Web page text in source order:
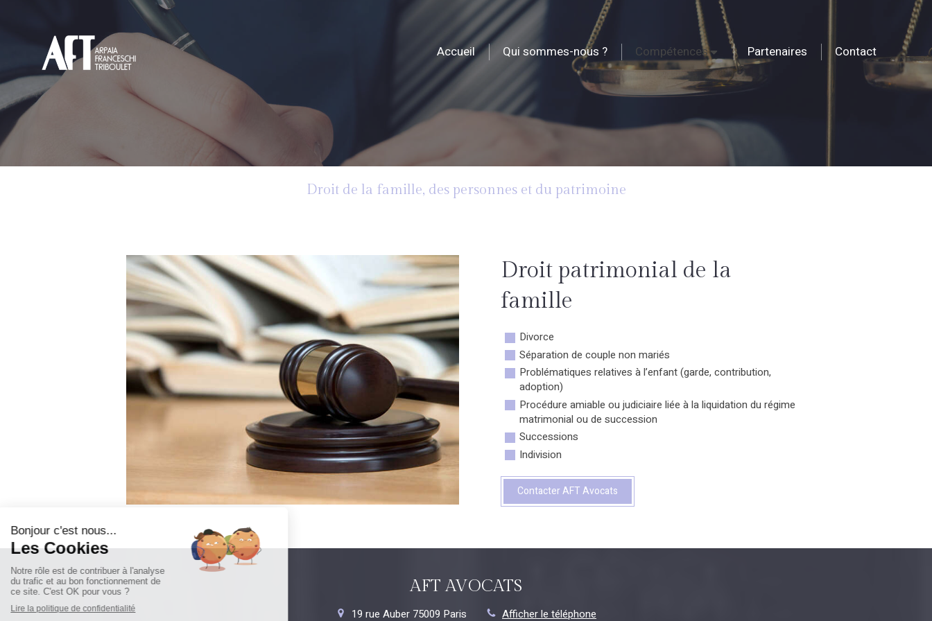
Accueil Qui sommes-nous ? Compétences Partenaires Contact
Droit de la famille, des personnes et du patrimoine
Droit patrimonial de la
famille
Divorce
Séparation de couple non mariés
Problématiques relatives à l’enfant (garde, contribution,
adoption)
Procédure amiable ou judiciaire liée à la liquidation du régime
matrimonial ou de succession
Successions
Indivision
Contacter AFT Avocats
AFT AVOCATS
19 rue Auber 75009 Paris Afficher le téléphone